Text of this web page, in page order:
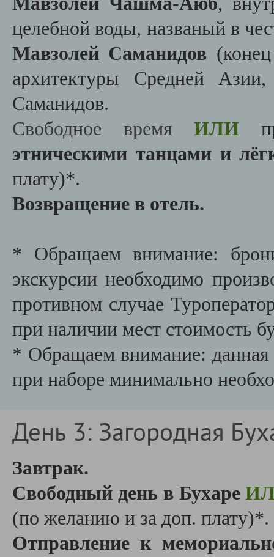
целебной воды, названый в
Мавзолей Саманидов
архитектуры Средней
Саманидов.
Свободное времяИЛИ п
этническими танцами и
плату)*.
Возвращение в отель.
* Обращаем внимание:
экскурсии необходимо
противном случае
при наличии мест стоимость
* Обращаем внимание: данная
при наборе минимально
День 3: Загородная
Завтрак.
Свободный день в Бухаре
(по желанию и за доп. плату)*.
Отправление к